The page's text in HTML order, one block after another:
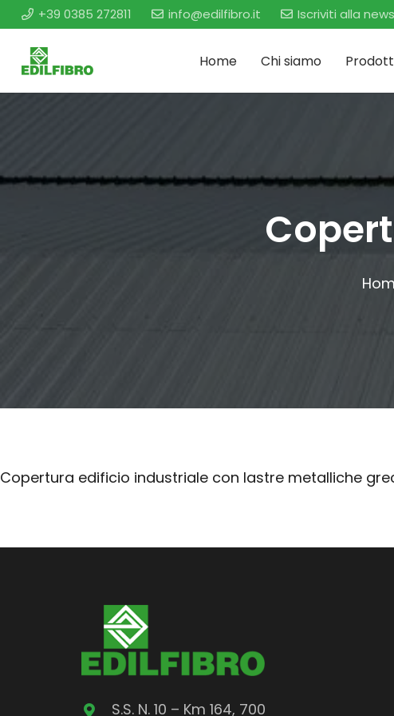
+39 0385 272811 info@edilfibro.it Iscriviti alla
Home Chi siamo
Copertura edificio industriale con lastre metalliche
S.S. N. 10 – Km 164, 700